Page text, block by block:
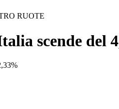
RUOTE
scende del